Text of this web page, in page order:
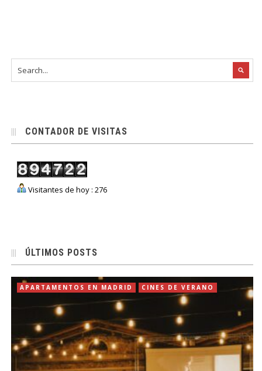
CONTADOR DE VISITAS
Visitantes de hoy : 276
ÚLTIMOS POSTS
APARTAMENTOS EN MADRID CINES DE VERANO